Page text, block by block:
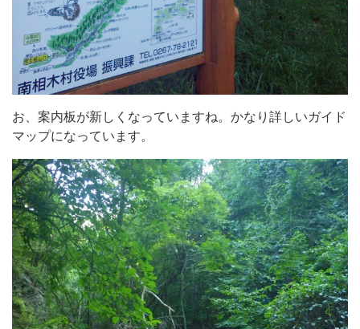
お、案内板が新しくなっていますね。かなり詳しいガイド
マップになっています。